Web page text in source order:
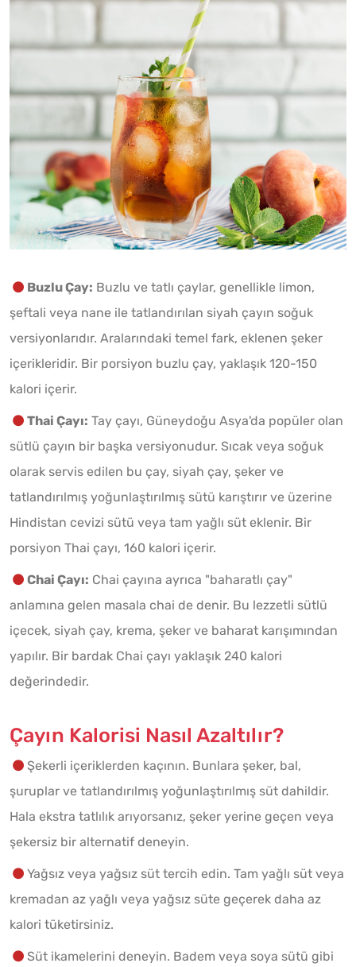
Buzlu Çay: Buzlu ve tatlı çaylar, genellikle limon,
şeftali veya nane ile tatlandırılan siyah çayın soğuk
versiyonlarıdır. Aralarındaki temel fark, eklenen şeker
içerikleridir. Bir porsiyon buzlu çay, yaklaşık 120-150
kalori içerir.
Thai Çayı: Tay çayı, Güneydoğu Asya'da popüler olan
sütlü çayın bir başka versiyonudur. Sıcak veya soğuk
olarak servis edilen bu çay, siyah çay, şeker ve
tatlandırılmış yoğunlaştırılmış sütü karıştırır ve üzerine
Hindistan cevizi sütü veya tam yağlı süt eklenir. Bir
porsiyon Thai çayı, 160 kalori içerir.
Chai Çayı: Chai çayına ayrıca "baharatlı çay"
anlamına gelen masala chai de denir. Bu lezzetli sütlü
içecek, siyah çay, krema, şeker ve baharat karışımından
yapılır. Bir bardak Chai çayı yaklaşık 240 kalori
değerindedir.
Çayın Kalorisi Nasıl Azaltılır?
Şekerli içeriklerden kaçının. Bunlara şeker, bal,
şuruplar ve tatlandırılmış yoğunlaştırılmış süt dahildir.
Hala ekstra tatlılık arıyorsanız, şeker yerine geçen veya
şekersiz bir alternatif deneyin.
Yağsız veya yağsız süt tercih edin. Tam yağlı süt veya
kremadan az yağlı veya yağsız süte geçerek daha az
kalori tüketirsiniz.
Süt ikamelerini deneyin. Badem veya soya sütü gibi